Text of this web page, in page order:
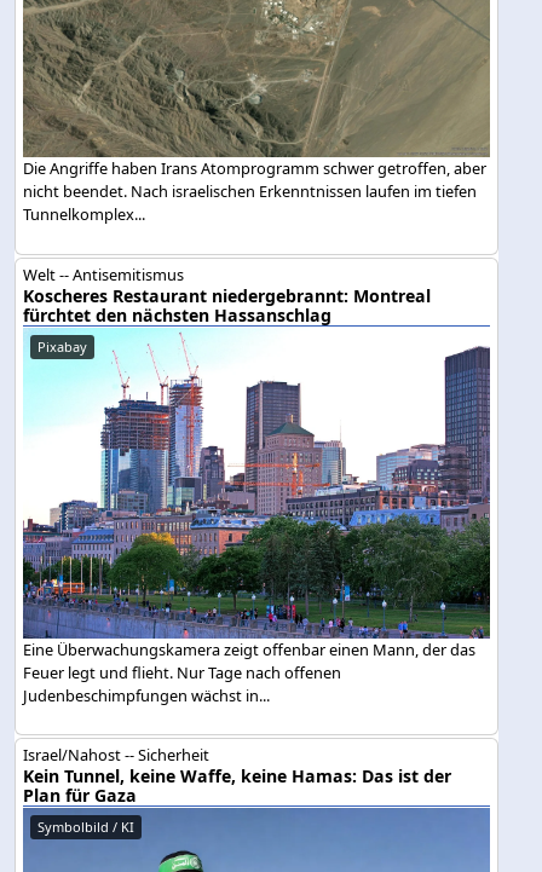
Die Angriffe haben Irans Atomprogramm schwer getroffen, aber
nicht beendet. Nach israelischen Erkenntnissen laufen im tiefen
Tunnelkomplex...
Welt -- Antisemitismus
Koscheres Restaurant niedergebrannt: Montreal
fürchtet den nächsten Hassanschlag
Pixabay
Eine Überwachungskamera zeigt offenbar einen Mann, der das
Feuer legt und flieht. Nur Tage nach offenen
Judenbeschimpfungen wächst in...
Israel/Nahost -- Sicherheit
Kein Tunnel, keine Waffe, keine Hamas: Das ist der
Plan für Gaza
Symbolbild / KI